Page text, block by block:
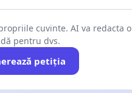
cuvinte. AI va redacta o
pentru dvs.
petiția